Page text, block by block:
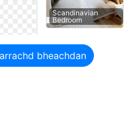
Scandinavian
Bedroom
bheachdan